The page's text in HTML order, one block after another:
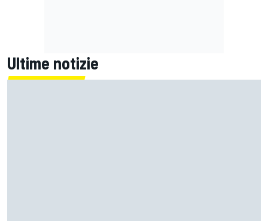
Ultime notizie